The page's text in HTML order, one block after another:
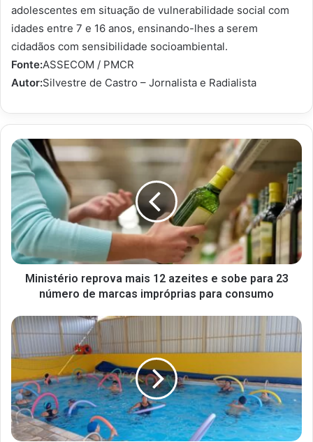
adolescentes em situação de vulnerabilidade social com
idades entre 7 e 16 anos, ensinando-lhes a serem
cidadãos com sensibilidade socioambiental.
Fonte:ASSECOM / PMCR
Autor:Silvestre de Castro – Jornalista e Radialista
Ministério reprova mais 12 azeites e sobe para 23
número de marcas impróprias para consumo